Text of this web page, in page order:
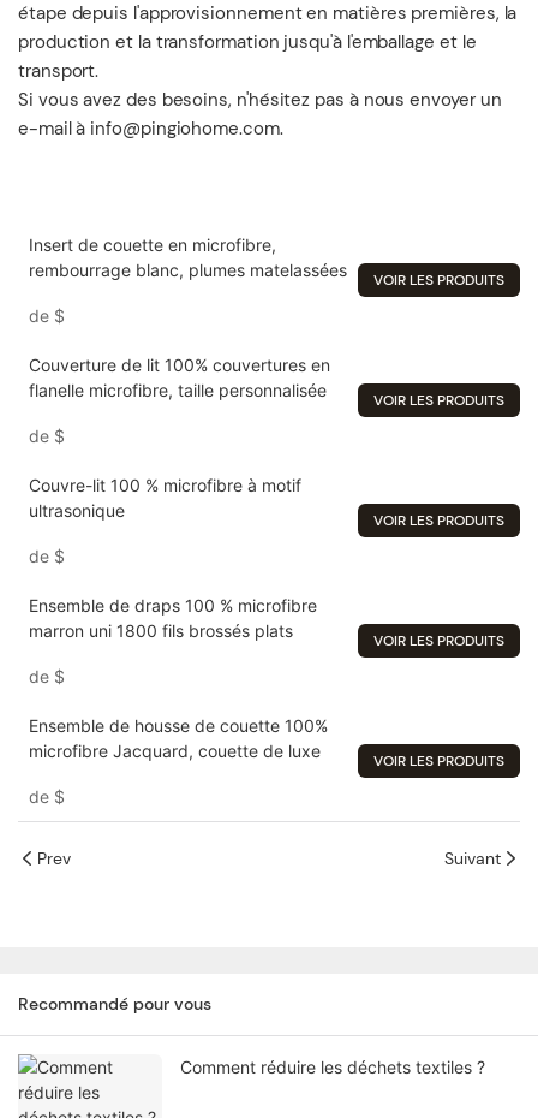
étape depuis l'approvisionnement en matières premières, la
production et la transformation jusqu'à l'emballage et le
transport.
Si vous avez des besoins, n'hésitez pas à nous envoyer un
e-mail à info@pingiohome.com.
Insert de couette en microfibre,
rembourrage blanc, plumes matelassées
de $
VOIR LES PRODUITS
Couverture de lit 100% couvertures en
flanelle microfibre, taille personnalisée
de $
VOIR LES PRODUITS
Couvre-lit 100 % microfibre à motif
ultrasonique
de $
VOIR LES PRODUITS
Ensemble de draps 100 % microfibre
marron uni 1800 fils brossés plats
de $
VOIR LES PRODUITS
Ensemble de housse de couette 100%
microfibre Jacquard, couette de luxe
de $
VOIR LES PRODUITS
Prev Suivant
Recommandé pour vous
Comment réduire les déchets textiles ?